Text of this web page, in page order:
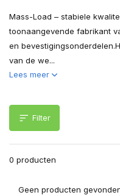
Mass-Load – stabiele
toonaangevende fabrikant
en
van de we...
Lees meer
Filter
0 producten
Geen producten